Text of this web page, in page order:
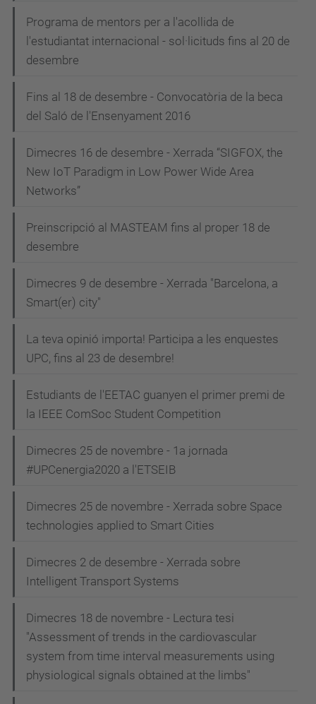
Programa de mentors per a l'acollida de
l'estudiantat internacional - sol·licituds fins al 20 de
desembre
Fins al 18 de desembre - Convocatòria de la beca
del Saló de l'Ensenyament 2016
Dimecres 16 de desembre - Xerrada “SIGFOX, the
New IoT Paradigm in Low Power Wide Area
Networks”
Preinscripció al MASTEAM fins al proper 18 de
desembre
Dimecres 9 de desembre - Xerrada "Barcelona, a
Smart(er) city"
La teva opinió importa! Participa a les enquestes
UPC, fins al 23 de desembre!
Estudiants de l'EETAC guanyen el primer premi de
la IEEE ComSoc Student Competition
Dimecres 25 de novembre - 1a jornada
#UPCenergia2020 a l'ETSEIB
Dimecres 25 de novembre - Xerrada sobre Space
technologies applied to Smart Cities
Dimecres 2 de desembre - Xerrada sobre
Intelligent Transport Systems
Dimecres 18 de novembre - Lectura tesi
"Assessment of trends in the cardiovascular
system from time interval measurements using
physiological signals obtained at the limbs"